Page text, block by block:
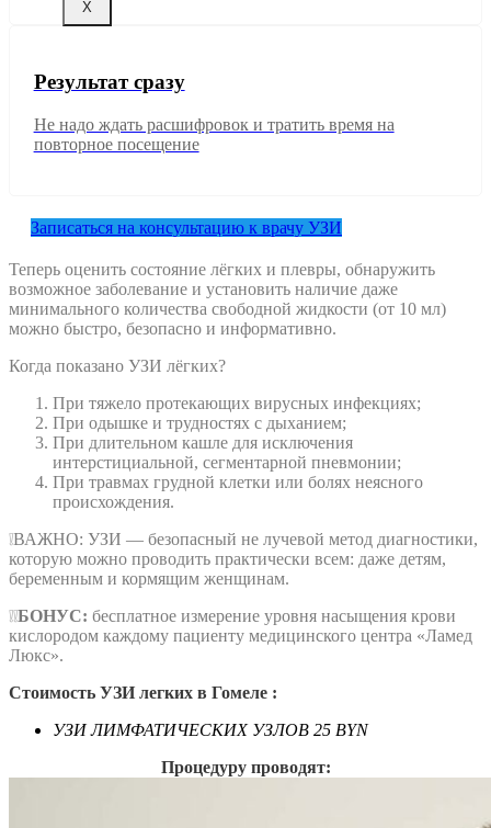
X
Результат сразу
Не надо ждать расшифровок и тратить время на
повторное посещение
Записаться на консультацию к врачу УЗИ
Теперь оценить состояние лёгких и плевры, обнаружить
возможное заболевание и установить наличие даже
минимального количества свободной жидкости (от 10 мл)
можно быстро, безопасно и информативно.
Когда показано УЗИ лёгких?
При тяжело протекающих вирусных инфекциях;
При одышке и трудностях с дыханием;
При длительном кашле для исключения
интерстициальной, сегментарной пневмонии;
При травмах грудной клетки или болях неясного
происхождения.
❕ВАЖНО: УЗИ — безопасный не лучевой метод диагностики,
которую можно проводить практически всем: даже детям,
беременным и кормящим женщинам.
❕❕БОНУС: бесплатное измерение уровня насыщения крови
кислородом каждому пациенту медицинского центра «Ламед
Люкс».
Стоимость УЗИ легких в Гомеле :
УЗИ ЛИМФАТИЧЕСКИХ УЗЛОВ 25 BYN
Процедуру проводят: